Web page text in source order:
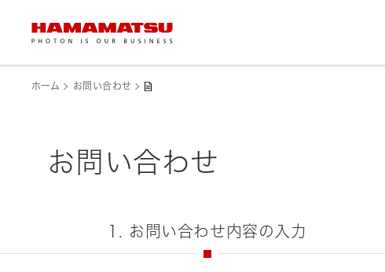
ホーム お問い合わせ
お問い合わせ
1. お問い合わせ内容の入力